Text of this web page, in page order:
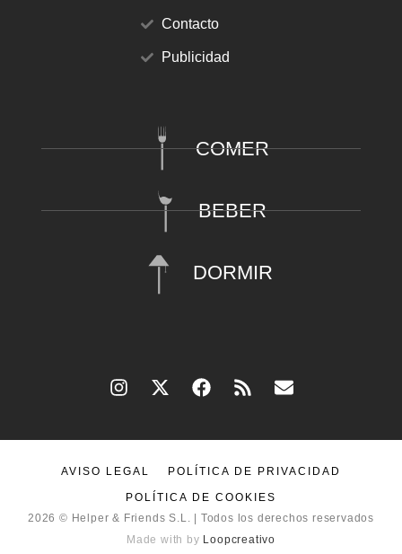
Contacto
Publicidad
COMER
BEBER
DORMIR
AVISO LEGAL POLÍTICA DE PRIVACIDAD
POLÍTICA DE COOKIES
2026 © Helper & Friends S.L. | Todos los derechos reservados
Made with by Loopcreativo